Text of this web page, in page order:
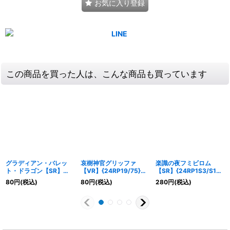
お気に入り登録
この商品を買った人は、こんな商品も買っています
グラディアン・バレッ
ト・ドラゴン【SR】
{24RP1S8/S10}《火》
80円(税込)
哀樹神官グリッファ
【VR】{24RP19/75}
《多》
80円(税込)
楽識の夜フミビロム
【SR】{24RP1S3/S10}
《水》
280円(税込)